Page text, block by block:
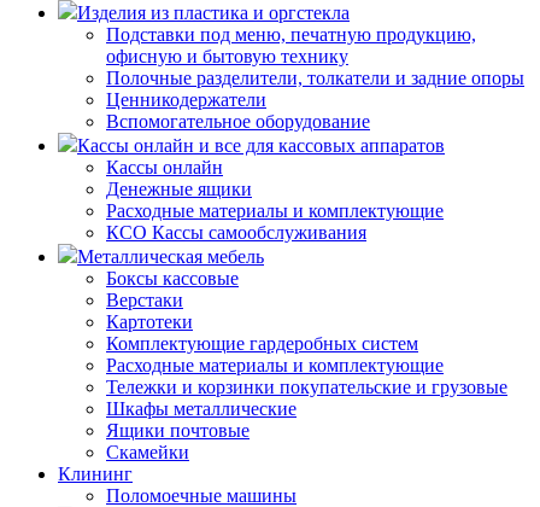
Изделия из пластика и оргстекла
Подставки под меню, печатную продукцию,
офисную и бытовую технику
Полочные разделители, толкатели и задние опоры
Ценникодержатели
Вспомогательное оборудование
Кассы онлайн и все для кассовых аппаратов
Кассы онлайн
Денежные ящики
Расходные материалы и комплектующие
КСО Кассы самообслуживания
Металлическая мебель
Боксы кассовые
Верстаки
Картотеки
Комплектующие гардеробных систем
Расходные материалы и комплектующие
Тележки и корзинки покупательские и грузовые
Шкафы металлические
Ящики почтовые
Скамейки
Клининг
Поломоечные машины